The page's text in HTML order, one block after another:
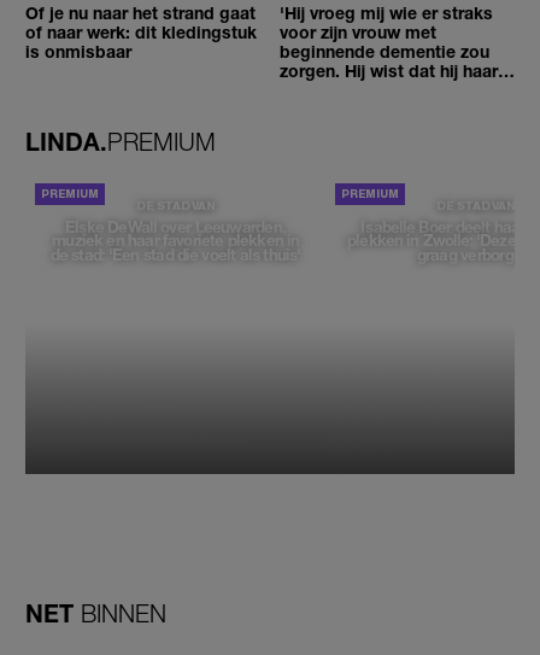
Of je nu naar het strand gaat
of naar werk: dit kledingstuk
is onmisbaar
'Hij vroeg mij wie er straks
voor zijn vrouw met
beginnende dementie zou
zorgen. Hij wist dat hij haar
LINDA.PREMIUM
DE STAD VAN
Elske DeWall over Leeuwarden,
muziek en haar favoriete plekken in
de stad: 'Een stad die voelt als thuis'
DE STAD VAN
Isabelle Boer deelt haar
plekken in Zwolle: 'Deze
graag verborgen'
NET BINNEN